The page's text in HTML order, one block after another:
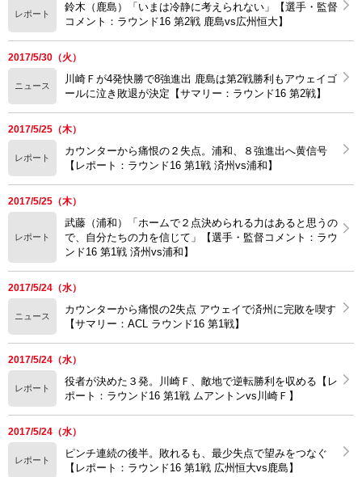
レポート
鈴木（鹿島）「いまは冷静に考えられない」【選手・監督
コメント：ラウンド16 第2戦 鹿島vs広州恒大】
2017/5/30（火）
ニュース
川崎Ｆが4発快勝で8強進出 鹿島は第2戦勝利もアウェイゴ
ールに泣き敗退が決定【サマリー：ラウンド16 第2戦】
2017/5/25（木）
レポート
カウンターから痛恨の２失点。浦和、８強進出へ黄信号
【レポート：ラウンド16 第1戦 済州vs浦和】
2017/5/25（木）
レポート
武藤（浦和）「ホームで２点決められる力はあると思うの
で、自分たちの力を信じて」【選手・監督コメント：ラウ
ンド16 第1戦 済州vs浦和】
2017/5/24（水）
ニュース
カウンターから痛恨の2失点 アウェイで済州に完敗を喫す
【サマリー：ACL ラウンド16 第1戦】
2017/5/24（水）
レポート
役者が決めた３発。川崎Ｆ、敵地で逆転勝利を収める【レ
ポート：ラウンド16 第1戦 ムアントンvs川崎Ｆ】
2017/5/24（水）
レポート
ピンチ連続の後半。敗れるも、最少失点で望みをつなぐ
【レポート：ラウンド16 第1戦 広州恒大vs鹿島】